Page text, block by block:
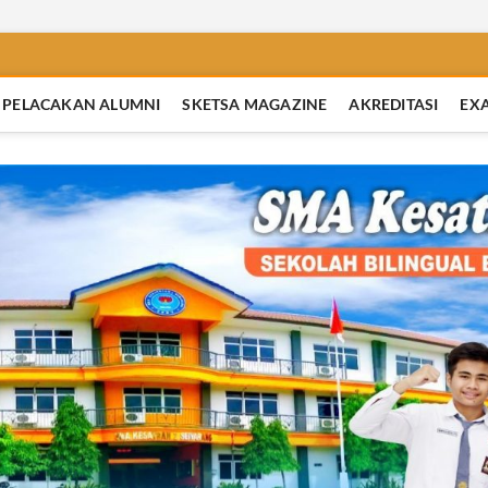
PELACAKAN ALUMNI SKETSA MAGAZINE AKREDITASI